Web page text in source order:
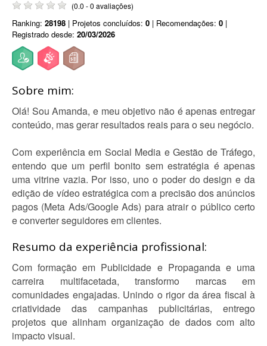
(0.0 - 0 avaliações)
Ranking: 28198 | Projetos concluídos: 0 | Recomendações: 0 |
Registrado desde: 20/03/2026
Sobre mim:
Olá! Sou Amanda, e meu objetivo não é apenas entregar
conteúdo, mas gerar resultados reais para o seu negócio.
Com experiência em Social Media e Gestão de Tráfego,
entendo que um perfil bonito sem estratégia é apenas
uma vitrine vazia. Por isso, uno o poder do design e da
edição de vídeo estratégica com a precisão dos anúncios
pagos (Meta Ads/Google Ads) para atrair o público certo
e converter seguidores em clientes.
Resumo da experiência profissional:
Com formação em Publicidade e Propaganda e uma
carreira multifacetada, transformo marcas em
comunidades engajadas. Unindo o rigor da área fiscal à
criatividade das campanhas publicitárias, entrego
projetos que alinham organização de dados com alto
impacto visual.